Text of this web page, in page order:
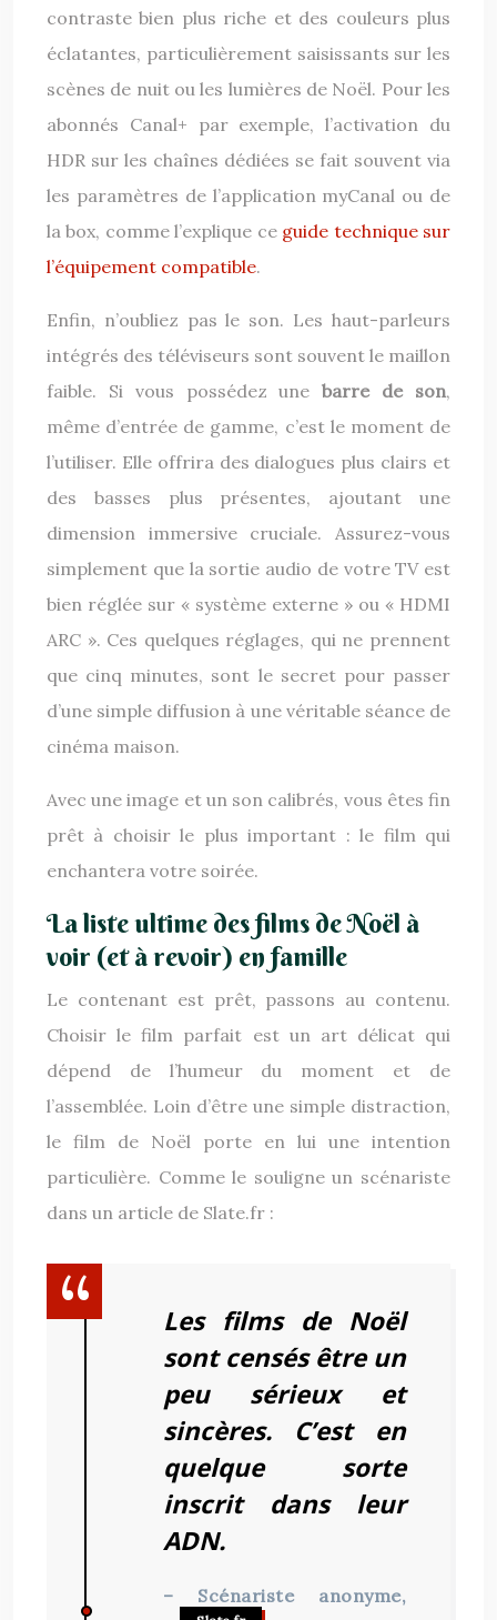
contraste bien plus riche et des couleurs plus
éclatantes, particulièrement saisissants sur les
scènes de nuit ou les lumières de Noël. Pour les
abonnés Canal+ par exemple, l’activation du
HDR sur les chaînes dédiées se fait souvent via
les paramètres de l’application myCanal ou de
la box, comme l’explique ce guide technique sur
l’équipement compatible.
Enfin, n’oubliez pas le son. Les haut-parleurs
intégrés des téléviseurs sont souvent le maillon
faible. Si vous possédez unebarre de son,
même d’entrée de gamme, c’est le moment de
l’utiliser. Elle offrira des dialogues plus clairs et
des basses plus présentes, ajoutant une
dimension immersive cruciale. Assurez-vous
simplement que la sortie audio de votre TV est
bien réglée sur « système externe » ou « HDMI
ARC ». Ces quelques réglages, qui ne prennent
que cinq minutes, sont le secret pour passer
d’une simple diffusion à une véritable séance de
cinéma maison.
Avec une image et un son calibrés, vous êtes fin
prêt à choisir le plus important : le film qui
enchantera votre soirée.
La liste ultime des films de Noël à
voir (et à revoir) en famille
Le contenant est prêt, passons au contenu.
Choisir le film parfait est un art délicat qui
dépend de l’humeur du moment et de
l’assemblée. Loin d’être une simple distraction,
le film de Noël porte en lui une intention
particulière. Comme le souligne un scénariste
dans un article de Slate.fr :
Les films de Noël
sont censés être un
peu sérieux et
sincères. C’est en
quelque sorte
inscrit dans leur
ADN.
– Scénariste anonyme,